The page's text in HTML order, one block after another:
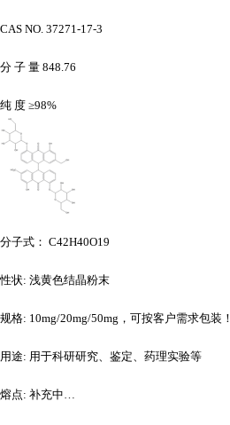
CAS NO. 37271-17-3
分 子 量 848.76
纯 度 ≥98%
分子式： C42H40O19
性状: 浅黄色结晶粉末
规格: 10mg/20mg/50mg，可按客户需求包装！
用途: 用于科研研究、鉴定、药理实验等
熔点: 补充中…